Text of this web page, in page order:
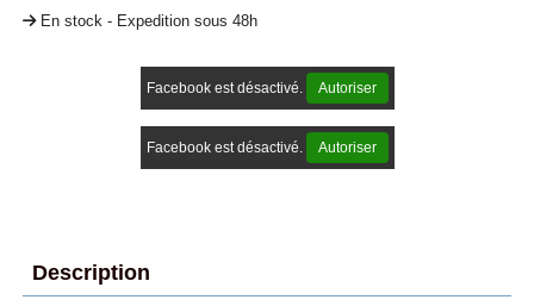
En stock - Expedition sous 48h
Facebook est désactivé. Autoriser
Facebook est désactivé. Autoriser
Description